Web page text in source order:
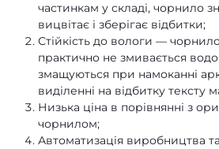
частинкам у складі, чорнило
вицвітає і зберігає відбитки;
Стійкість до вологи —
практично не змивається
змащуються при намоканні
виділенні на відбитку тексту
Низька ціна в порівнянні з
чорнилом;
Автоматизація виробництва